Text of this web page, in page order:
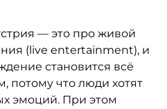
— это про живой
(live entertainment), и
становится всё
потому что люди хотят
эмоций. При этом